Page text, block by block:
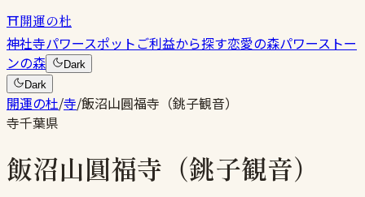
⛩開運の杜
神社寺パワースポットご利益から探す恋愛の森パワーストー
ンの森
Dark
Dark
開運の杜/寺/飯沼山圓福寺（銚子観音）
寺千葉県
飯沼山圓福寺（銚子観音）